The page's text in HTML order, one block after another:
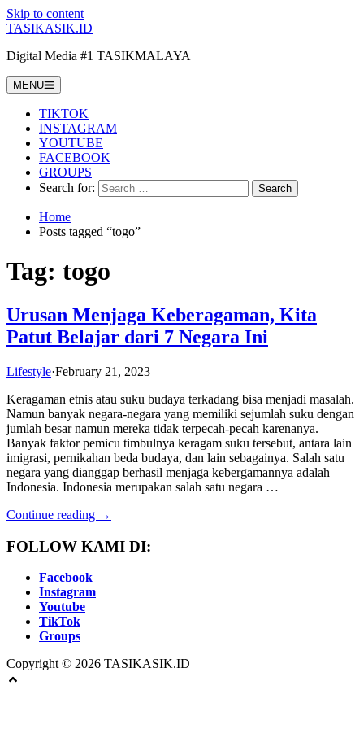
Skip to content
TASIKASIK.ID
Digital Media #1 TASIKMALAYA
MENU
TIKTOK
INSTAGRAM
YOUTUBE
FACEBOOK
GROUPS
Search for:
Home
Posts tagged “togo”
Tag: togo
Urusan Menjaga Keberagaman, Kita
Patut Belajar dari 7 Negara Ini
Lifestyle·February 21, 2023
Keragaman etnis atau suku budaya terkadang bisa menjadi masalah.
Namun banyak negara-negara yang memiliki sejumlah suku dengan
jumlah besar namun mereka tidak terpecah-pecah karenanya.
Banyak faktor pemicu timbulnya keragam suku tersebut, antara lain
imigrasi, pernikahan beda budaya, dan lain sebagainya. Salah satu
negara yang dianggap berhasil menjaga kebergamannya adalah
Indonesia. Indonesia merupakan salah satu negara …
Continue reading →
FOLLOW KAMI DI:
Facebook
Instagram
Youtube
TikTok
Groups
Copyright © 2026 TASIKASIK.ID